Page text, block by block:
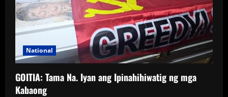
National
GOITIA: Tama Na. Iyan ang Ipinahihiwatig ng mga
Kabaong